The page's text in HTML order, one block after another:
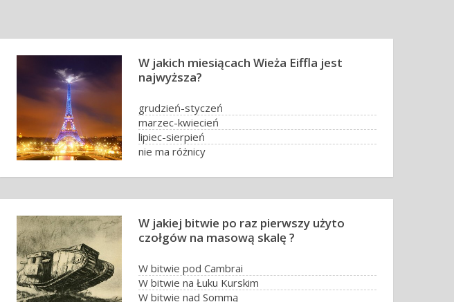
W jakich miesiącach Wieża Eiffla jest
najwyższa?
grudzień-styczeń
marzec-kwiecień
lipiec-sierpień
nie ma różnicy
W jakiej bitwie po raz pierwszy użyto
czołgów na masową skalę ?
W bitwie pod Cambrai
W bitwie na Łuku Kurskim
W bitwie nad Sommą